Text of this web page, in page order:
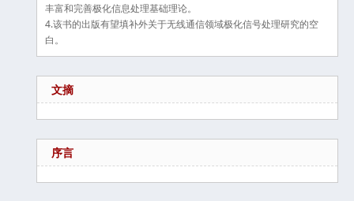
丰富和完善极化信息处理基础理论。
4.该书的出版有望填补外关于无线通信领域极化信号处理研究的空
白。
文摘
序言